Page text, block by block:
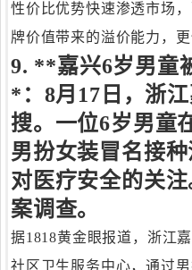
性价比优势快速渗透市场
牌价值带来的溢价能力，更
9. **嘉兴6岁男童
*：8月17日，浙
搜。一位6岁男童
男扮女装冒名接
对医疗安全的关
案调查。
据1818黄金眼报道，浙江
社区卫生服务中心，通过